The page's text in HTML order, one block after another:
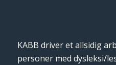
KABB driver et allsidig
personer med dysleksi/